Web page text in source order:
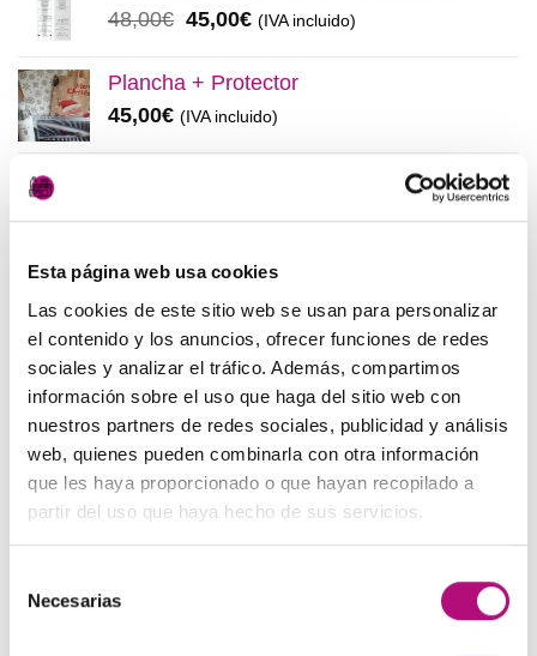
Esta página web usa cookies
Las cookies de este sitio web se usan para personalizar
el contenido y los anuncios, ofrecer funciones de redes
sociales y analizar el tráfico. Además, compartimos
información sobre el uso que haga del sitio web con
nuestros partners de redes sociales, publicidad y análisis
web, quienes pueden combinarla con otra información
que les haya proporcionado o que hayan recopilado a
partir del uso que haya hecho de sus servicios.
Necesarias
137,00€.130,00€.
48,00€ El
original
48,00€.
45,00€El
actual
45,00€.
(IVA incluido)
Plancha + Protector
45,00€ (IVA incluido)
Pack anticaída Locion Concentrée
OFERTAS
Elisièr Instant Bond Tratamiento
137,00 € El
precio
original
era:
137,00€.
130,00€El
precio
actual
es:
(IVA incluido)
Elisièr Tratamiento Instantaneo 50ml
48,00€ El
precio
45,00€El
precio
(IVA incluido)
32,99